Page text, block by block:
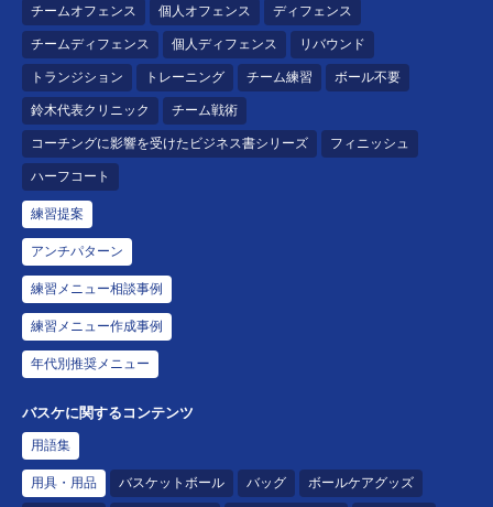
チームオフェンス 個人オフェンス ディフェンス
チームディフェンス 個人ディフェンス リバウンド
トランジション トレーニング チーム練習 ボール不要
鈴木代表クリニック チーム戦術
コーチングに影響を受けたビジネス書シリーズ フィニッシュ
ハーフコート
練習提案
アンチパターン
練習メニュー相談事例
練習メニュー作成事例
年代別推奨メニュー
バスケに関するコンテンツ
用語集
用具・用品 バスケットボール バッグ ボールケアグッズ